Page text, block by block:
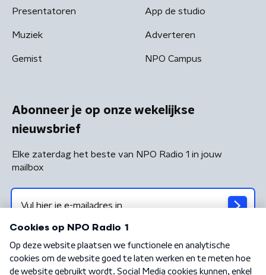
Presentatoren
Muziek
Gemist
App de studio
Adverteren
NPO Campus
Abonneer je op onze wekelijkse
nieuwsbrief
Elke zaterdag het beste van NPO Radio 1 in jouw
mailbox